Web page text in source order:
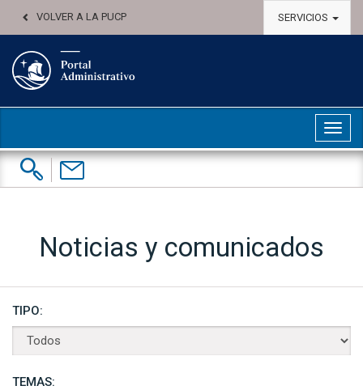
VOLVER A LA PUCP SERVICIOS
Buscar:
Contáctenos
Noticias y comunicados
TIPO:
TEMAS: